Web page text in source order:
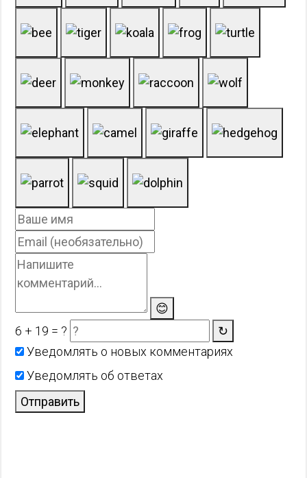
😊
6 + 19 = ?
↻
Уведомлять о новых комментариях
Уведомлять об ответах
Отправить